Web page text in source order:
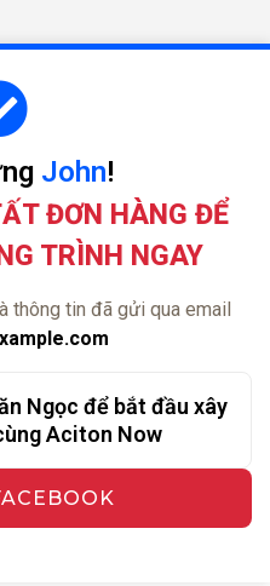
John!
ĐƠN HÀNG ĐỂ
TRÌNH NGAY
thông tin đã gửi qua email
Ngọc để bắt đầu xây
Aciton Now